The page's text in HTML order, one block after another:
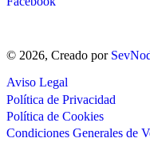
© 2026, Creado por
Aviso Legal
Política de Privacidad
Política de Cookies
Condiciones Generales de